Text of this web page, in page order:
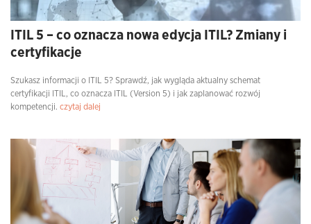
ITIL 5 – co oznacza nowa edycja ITIL? Zmiany i
certyfikacje
Szukasz informacji o ITIL 5? Sprawdź, jak wygląda aktualny schemat
certyfikacji ITIL, co oznacza ITIL (Version 5) i jak zaplanować rozwój
kompetencji. czytaj dalej